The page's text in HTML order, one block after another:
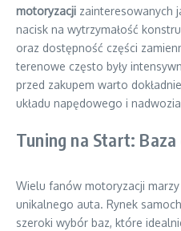
motoryzacji zainteresowanych
nacisk na wytrzymałość
oraz dostępność części
terenowe często były
przed zakupem warto
układu napędowego i
Tuning na Start:
Wielu fanów motoryzacji
unikalnego auta. Rynek
szeroki wybór baz, które